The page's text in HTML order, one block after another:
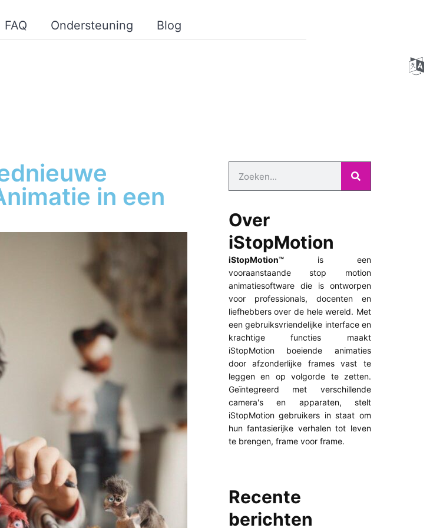
FAQ Ondersteuning Blog
in een
Over
iStopMotion
iStopMotion™is een
vooraanstaande stop motion
animatiesoftware die is ontworpen
voor professionals, docenten en
liefhebbers over de hele wereld. Met
een gebruiksvriendelijke interface en
krachtige functies maakt
iStopMotion boeiende animaties
door afzonderlijke frames vast te
leggen en op volgorde te zetten.
Geïntegreerd met verschillende
camera's en apparaten, stelt
iStopMotion gebruikers in staat om
hun fantasierijke verhalen tot leven
te brengen, frame voor frame.
Recente
berichten